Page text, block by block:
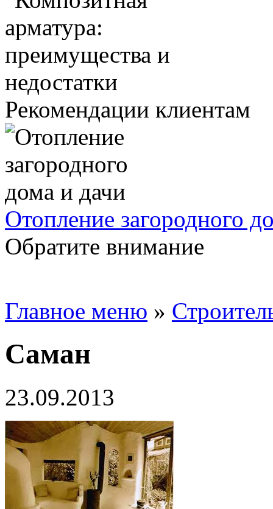
Рекомендации клиентам
Отопление загородного
Обратите внимание
Главное меню »
Саман
23.09.2013